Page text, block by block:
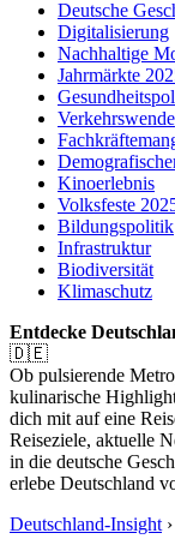
Deutsche
Digitalisierung
Nachhaltige
Jahrmärkte
Verkehrswende
Kinoerlebnis
Volksfeste
Bildungspolitik
Infrastruktur
Biodiversität
Klimaschutz
Entdecke
🇩🇪
Ob pulsierende
kulinarische
dich mit auf eine
Reiseziele, aktuelle
in die deutsche
erlebe Deutschland
Deutschland-Insight ›